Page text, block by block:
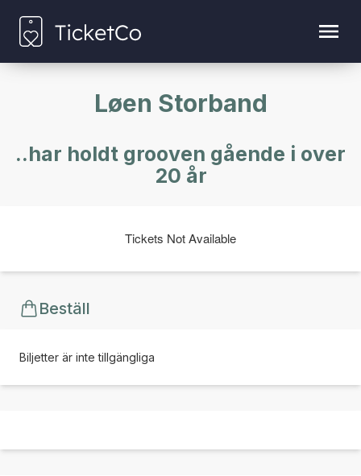
Løen Storband
..har holdt grooven gående i over
20 år
Tickets Not Available
Beställ
Biljetter är inte tillgängliga